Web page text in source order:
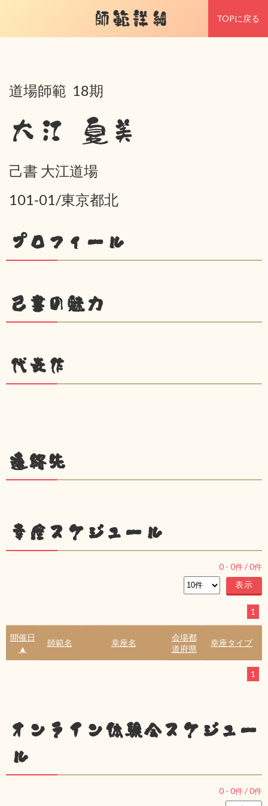
師範詳細 TOPに戻る
道場師範 18期
大江 夏美
己書 大江道場
101-01/東京都北
プロフィール
己書の魅力
代表作
連絡先
幸座スケジュール
0 - 0件 /0件
1
開催日
▲
師範名 幸座名
会場都
道府県
幸座タイプ
1
オンライン体験会スケジュー
ル
0 - 0件 /0件